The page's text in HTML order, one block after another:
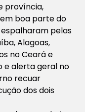
província,
em boa parte do
pelas
Alagoas,
no Ceará e
e alerta geral no
recuar
dos dois